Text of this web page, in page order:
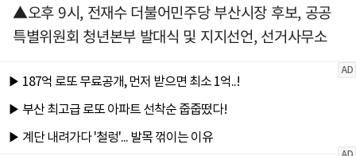
▲오후 9시, 전재수 더불어민주당 부산시장 후보, 공공
특별위원회 청년본부 발대식 및 지지선언, 선거사무소